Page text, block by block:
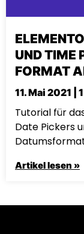
UND TIME
FORMAT
11. Mai 2021 |
Tutorial für
Date Pickers
Artikel lesen »